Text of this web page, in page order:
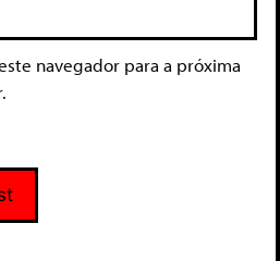
navegador para a próxima